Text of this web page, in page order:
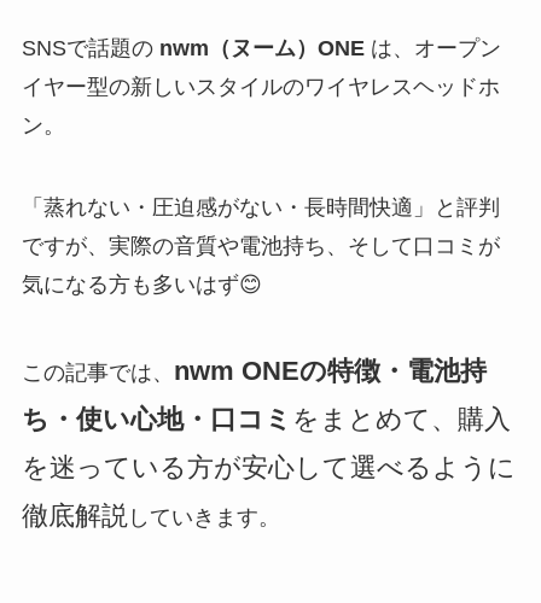
SNSで話題の nwm（ヌーム）ONEは、オープン
イヤー型の新しいスタイルのワイヤレスヘッドホ
ン。
「蒸れない・圧迫感がない・長時間快適」と評判
ですが、実際の音質や電池持ち、そして口コミが
気になる方も多いはず😊
この記事では、 nwm ONEの特徴・電池持
ち・使い心地・口コミ をまとめて、購入
を迷っている方が安心して選べるように
徹底解説 していきます。